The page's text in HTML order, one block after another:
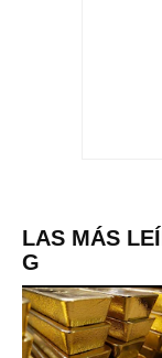
LAS MÁS
G